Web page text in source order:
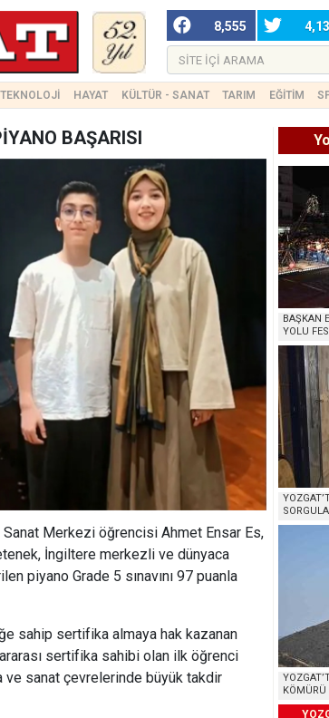
8,555
TEKNOLOJİ HAYAT KÜLTÜR - SANAT TARIM EĞİTİM
BAŞARISI
Merkezi öğrencisi Ahmet Ensar Es,
İngiltere merkezli ve dünyaca
piyano Grade 5 sınavını 97 puanla
sahip sertifika almaya hak kazanan
sertifika sahibi olan ilk öğrenci
ve sanat çevrelerinde büyük takdir
BAŞKAN
YOLU
KÖMÜRÜ